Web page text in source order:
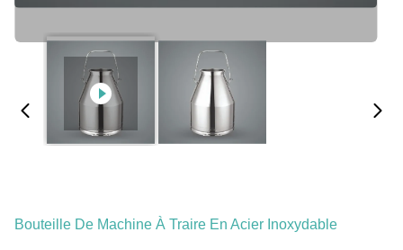
Bouteille De Machine À Traire En Acier Inoxydable